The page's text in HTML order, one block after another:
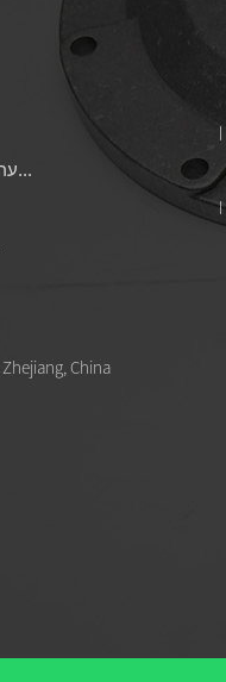
ערכות שסתומי דופק וסרעפת משלוח ל...